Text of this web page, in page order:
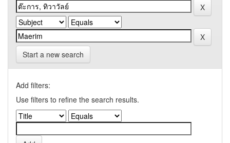
Start a new search
Add filters:
Use filters to refine the search results.